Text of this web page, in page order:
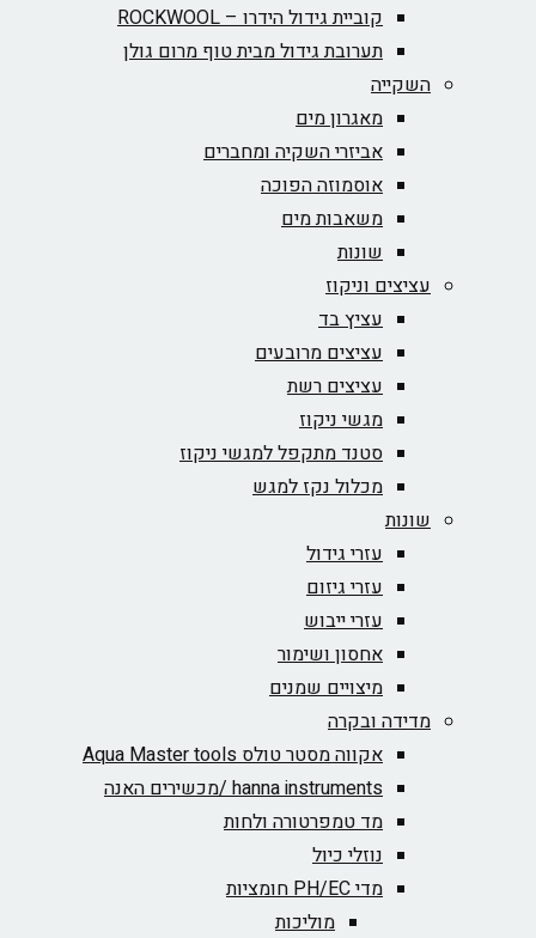
קוביית גידול הידרו – ROCKWOOL‏
תערובת גידול מבית טוף מרום גולן
השקייה
מאגרון מים
אביזרי השקיה ומחברים
אוסמוזה הפוכה
משאבות מים
שונות
עציצים וניקוז
עציץ בד
עציצים מרובעים
עציצים רשת
מגשי ניקוז
סטנד מתקפל למגשי ניקוז
מכלול נקז למגש
שונות
עזרי גידול
עזרי גיזום
עזרי ייבוש
אחסון ושימור
מיצויים שמנים
מדידה ובקרה
אקווה מסטר טולס Aqua Master tools
hanna instruments /מכשירים האנה
מד טמפרטורה ולחות
נוזלי כיול
מדי PH/EC חומציות
מוליכות